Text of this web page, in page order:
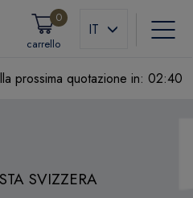
IT
carrello
0
prossima quotazione in: 02:39
SVIZZERA